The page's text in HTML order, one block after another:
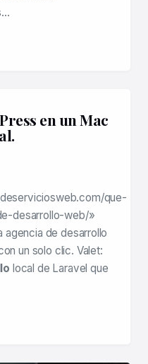
en un Mac
que-
desarrollo-web/»
agencia de desarrollo
un solo clic. Valet:
local de Laravel que